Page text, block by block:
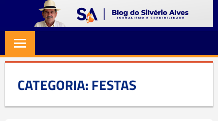
content
SILVERIO
ALVES
Jornalismo
Credibilidade
CATEGORIA: FESTAS